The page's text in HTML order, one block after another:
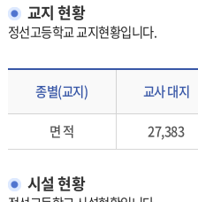
교지 현황
정선고등학교 교지현황입니다.
종별(교지) 교사 대지
면 적 27,383
시설 현황